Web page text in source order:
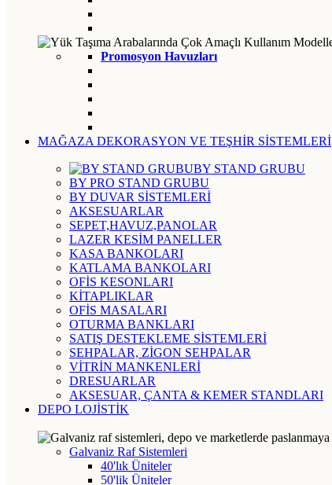
Promosyon Havuzları
MAĞAZA DEKORASYON VE TEŞHİR SİSTEMLERİ
BY STAND GRUBU
BY PRO STAND GRUBU
BY DUVAR SİSTEMLERİ
AKSESUARLAR
SEPET,HAVUZ,PANOLAR
LAZER KESİM PANELLER
KASA BANKOLARI
KATLAMA BANKOLARI
OFİS KESONLARI
KİTAPLIKLAR
OFİS MASALARI
OTURMA BANKLARI
SATIŞ DESTEKLEME SİSTEMLERİ
SEHPALAR, ZİGON SEHPALAR
VİTRİN MANKENLERİ
DRESUARLAR
AKSESUAR, ÇANTA & KEMER STANDLARI
DEPO LOJİSTİK
Galvaniz Raf Sistemleri
40'lık Üniteler
50'lik Üniteler